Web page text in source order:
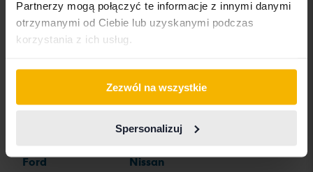
Partnerzy mogą połączyć te informacje z innymi danymi
otrzymanymi od Ciebie lub uzyskanymi podczas
korzystania z ich usług.
Zezwól na wszystkie
Spersonalizuj
Chrysler
Citroen
Ford
Maserati
MG
Mitsubishi
Nissan
Subaru